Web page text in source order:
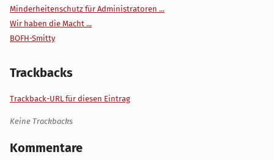
Minderheitenschutz für Administratoren ...
Wir haben die Macht ...
BOFH-Smitty
Trackbacks
Trackback-URL für diesen Eintrag
Keine Trackbacks
Kommentare